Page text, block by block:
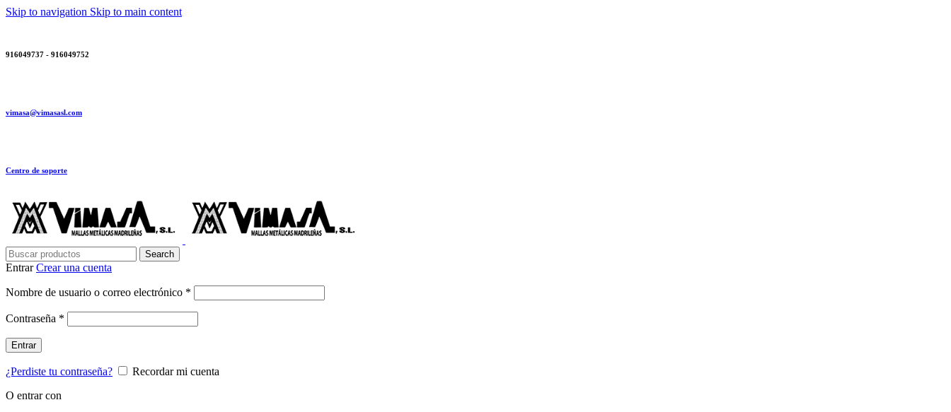
Skip to navigation Skip to main content
916049737 - 916049752
vimasa@vimasasl.com
Centro de soporte
Search
EntrarCrear una cuenta
Nombre de usuario o correo electrónico *
Contraseña *
Entrar
¿Perdiste tu contraseña?
Recordar mi cuenta
O entrar con